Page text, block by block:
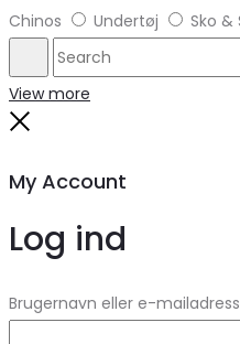
Chinos
Undertøj Sko &
Search
View more
My Account
Log ind
Brugernavn eller e-